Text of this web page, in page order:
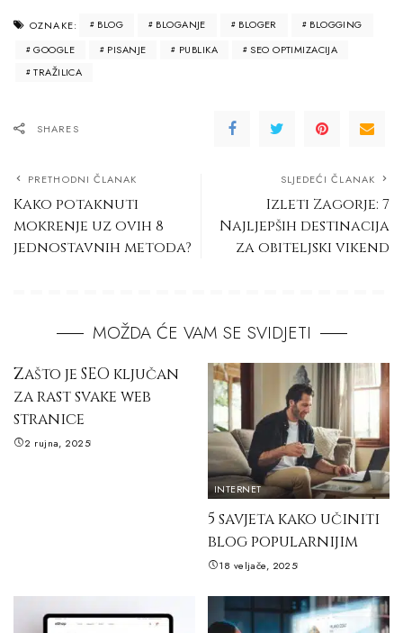
OZNAKE: BLOG BLOGANJE BLOGER
BLOGGING
GOOGLE
PISANJE PUBLIKA
SEO OPTIMIZACIJA
TRAŽILICA
SHARES
PRETHODNI ČLANAK
Kako potaknuti
mokrenje uz ovih 8
jednostavnih metoda?
SLJEDEĆI ČLANAK
Izleti Zagorje: 7
Najljepših destinacija
za obiteljski vikend
MOŽDA ĆE VAM SE SVIDJETI
Zašto je SEO ključan
za rast svake web
stranice
2 rujna, 2025
INTERNET
5 savjeta kako učiniti
blog popularnijim
18 veljače, 2025